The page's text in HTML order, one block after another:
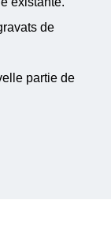
de
partie de